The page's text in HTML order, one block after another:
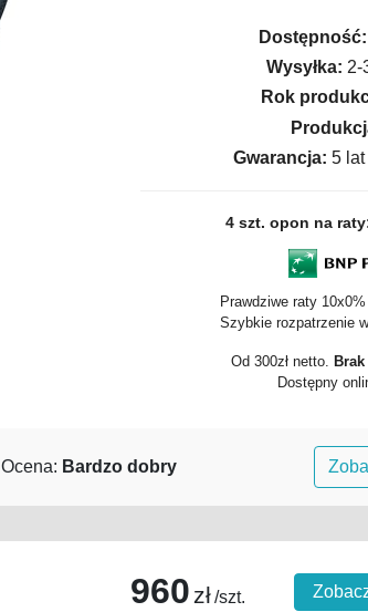
Dostępność:
Wysyłka: 2-
Rok
Gwarancja: 5 lat
4 szt. opon na
Prawdziwe raty
Szybkie rozpatrzenie
Od 300zł netto.
Dostępny
Ocena: Bardzo dobry
960 zł/szt.